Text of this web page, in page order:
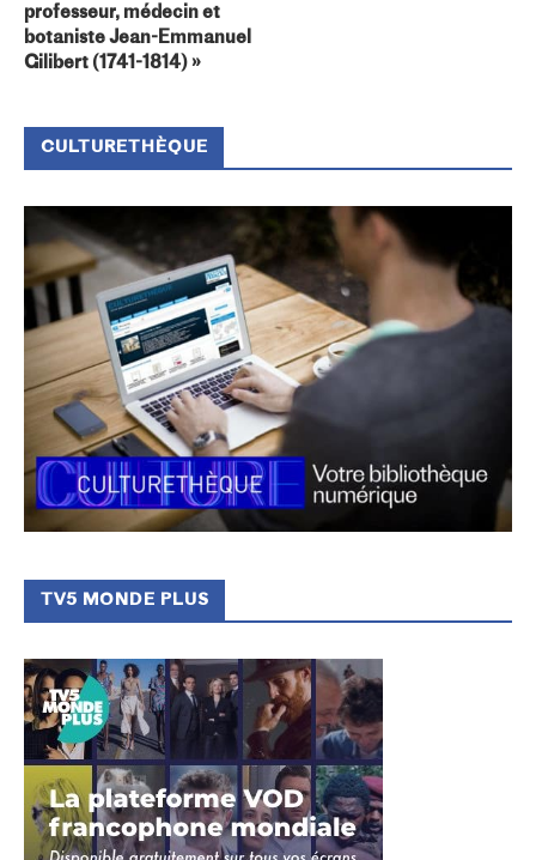
professeur, médecin et
botaniste Jean-Emmanuel
Gilibert (1741-1814) »
CULTURETHÈQUE
TV5 MONDE PLUS